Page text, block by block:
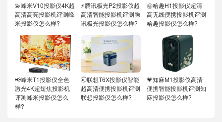
💫峰米V10投影仪4K超
高清高亮投影机评测峰
米投影仪怎么样?
⚡腾讯极光P2投影仪超
高清智能投影机评测腾
讯极光投影仪怎么样?
㊙️哈趣H1投影仪超清
高无线便携投影机评测
哈趣投影仪怎么样?
📢峰米T1投影仪全色
激光4K超短焦投影机
评测峰米投影仪怎么
样?
🉑联想T6X投影仪智能
超高清便携投影机评测
联想投影仪怎么样?
💗知麻M1投影仪高清
便携智能投影机评测知
麻投影仪怎么样?